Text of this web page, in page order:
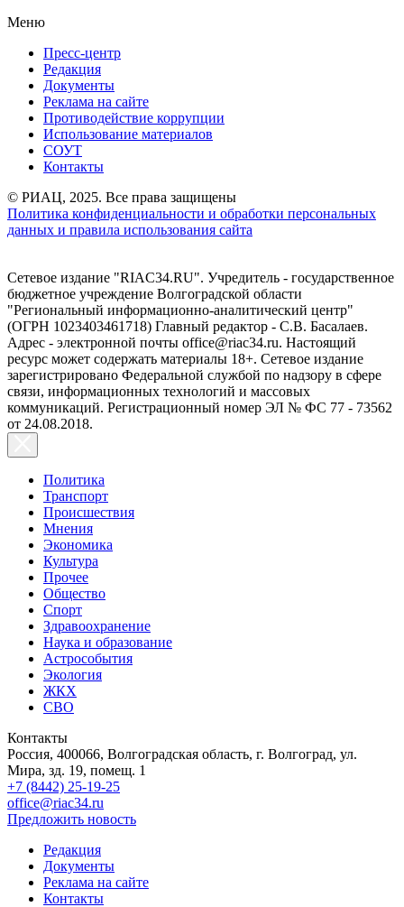
Меню
Пресс-центр
Редакция
Документы
Реклама на сайте
Противодействие коррупции
Использование материалов
СОУТ
Контакты
© РИАЦ, 2025. Все права защищены
Политика конфиденциальности и обработки персональных
данных и правила использования сайта
Сетевое издание "RIAC34.RU". Учредитель - государственное
бюджетное учреждение Волгоградской области
"Региональный информационно-аналитический центр"
(ОГРН 1023403461718) Главный редактор - С.В. Басалаев.
Адрес - электронной почты office@riac34.ru. Настоящий
ресурс может содержать материалы 18+. Сетевое издание
зарегистрировано Федеральной службой по надзору в сфере
связи, информационных технологий и массовых
коммуникаций. Регистрационный номер ЭЛ № ФС 77 - 73562
от 24.08.2018.
Политика
Транспорт
Происшествия
Мнения
Экономика
Культура
Прочее
Общество
Спорт
Здравоохранение
Наука и образование
Астрособытия
Экология
ЖКХ
СВО
Контакты
Россия, 400066, Волгоградская область, г. Волгоград, ул.
Мира, зд. 19, помещ. 1
+7 (8442) 25-19-25
office@riac34.ru
Предложить новость
Редакция
Документы
Реклама на сайте
Контакты